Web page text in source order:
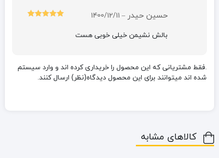
حسین حیدر –
1400/12/11
بالش نشیمن خیلی خوبی هست
.فقط مشتریانی که این محصول را خریداری کرده اند و وارد سیستم
شده اند میتوانند برای این محصول دیدگاه(نظر) ارسال کنند.
کالاهای مشابه